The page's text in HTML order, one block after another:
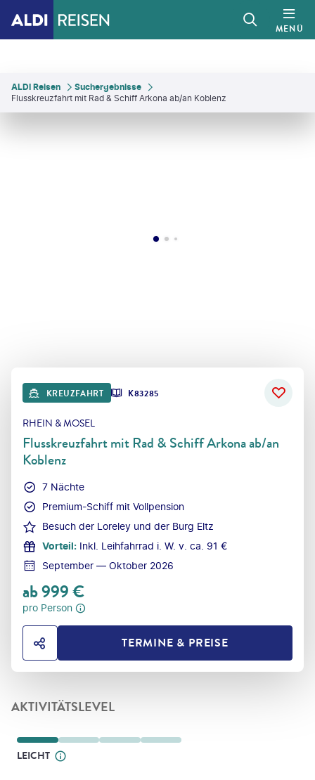
MENÜ
ALDI Reisen
Suchergebnisse
Flusskreuzfahrt mit Rad & Schiff Arkona ab/an Koblenz
KREUZFAHRT K83285
RHEIN & MOSEL
Flusskreuzfahrt mit Rad & Schiff Arkona ab/an
Koblenz
7 Nächte
Premium-Schiff mit Vollpension
Besuch der Loreley und der Burg Eltz
Vorteil: Inkl. Leihfahrrad i. W. v. ca. 91 €
September — Oktober 2026
ab999€
pro Person
HOTEL TEILENTERMINE & PREISE
AKTIVITÄTSLEVEL
LEICHT